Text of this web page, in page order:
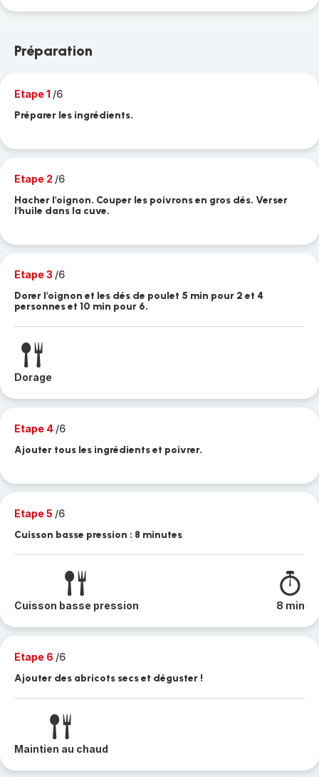
Préparation
Etape 1 /6
Préparer les ingrédients.
Etape 2 /6
Hacher l'oignon. Couper les poivrons en gros dés. Verser
l'huile dans la cuve.
Etape 3 /6
Dorer l'oignon et les dés de poulet 5 min pour 2 et 4
personnes et 10 min pour 6.
Dorage
Etape 4 /6
Ajouter tous les ingrédients et poivrer.
Etape 5 /6
Cuisson basse pression : 8 minutes
Cuisson basse pression 8 min
Etape 6 /6
Ajouter des abricots secs et déguster !
Maintien au chaud